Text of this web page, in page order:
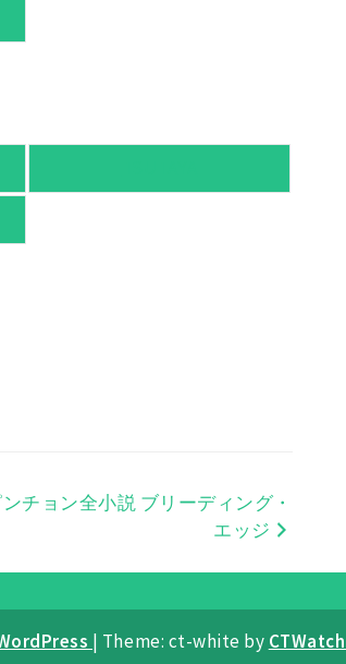
チョン全小説 ブリーディング・
エッジ
| Theme: ct-white by